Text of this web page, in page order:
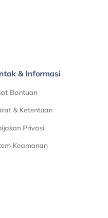
& Informasi
Bantuan
& Ketentuan
Privasi
Keamanan